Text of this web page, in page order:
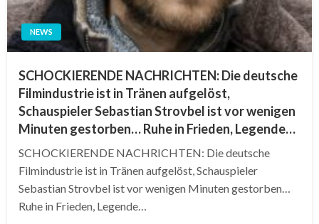
NEWS
SCHOCKIERENDE NACHRICHTEN: Die deutsche
Filmindustrie ist in Tränen aufgelöst,
Schauspieler Sebastian Strovbel ist vor wenigen
Minuten gestorben… Ruhe in Frieden, Legende…
SCHOCKIERENDE NACHRICHTEN: Die deutsche
Filmindustrie ist in Tränen aufgelöst, Schauspieler
Sebastian Strovbel ist vor wenigen Minuten gestorben…
Ruhe in Frieden, Legende…